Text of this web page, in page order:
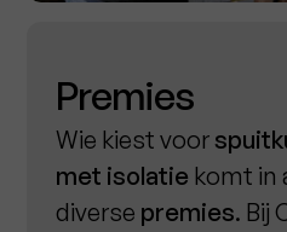
Premies
Wie kiest voor
met isolatie komt in
diverse premies. Bij